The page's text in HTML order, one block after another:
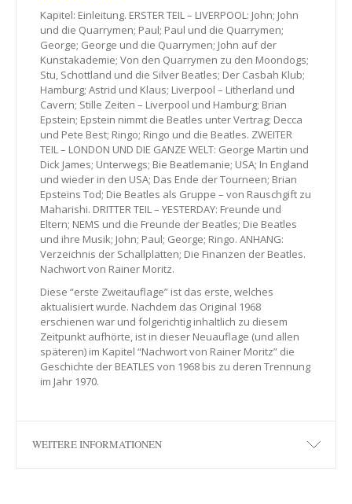
Kapitel: Einleitung. ERSTER TEIL – LIVERPOOL: John; John
und die Quarrymen; Paul; Paul und die Quarrymen;
George; George und die Quarrymen; John auf der
Kunstakademie; Von den Quarrymen zu den Moondogs;
Stu, Schottland und die Silver Beatles; Der Casbah Klub;
Hamburg; Astrid und Klaus; Liverpool – Litherland und
Cavern; Stille Zeiten – Liverpool und Hamburg; Brian
Epstein; Epstein nimmt die Beatles unter Vertrag; Decca
und Pete Best; Ringo; Ringo und die Beatles. ZWEITER
TEIL – LONDON UND DIE GANZE WELT: George Martin und
Dick James; Unterwegs; Bie Beatlemanie; USA; In England
und wieder in den USA; Das Ende der Tourneen; Brian
Epsteins Tod; Die Beatles als Gruppe – von Rauschgift zu
Maharishi. DRITTER TEIL – YESTERDAY: Freunde und
Eltern; NEMS und die Freunde der Beatles; Die Beatles
und ihre Musik; John; Paul; George; Ringo. ANHANG:
Verzeichnis der Schallplatten; Die Finanzen der Beatles.
Nachwort von Rainer Moritz.
Diese “erste Zweitauflage” ist das erste, welches
aktualisiert wurde. Nachdem das Original 1968
erschienen war und folgerichtig inhaltlich zu diesem
Zeitpunkt aufhörte, ist in dieser Neuauflage (und allen
späteren) im Kapitel “Nachwort von Rainer Moritz” die
Geschichte der BEATLES von 1968 bis zu deren Trennung
im Jahr 1970.
WEITERE INFORMATIONEN